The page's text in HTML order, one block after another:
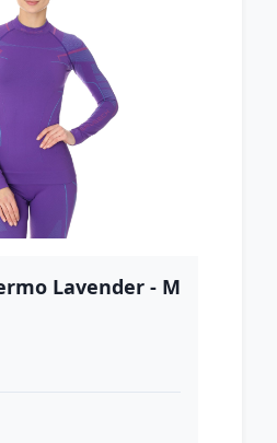
Lavender - M